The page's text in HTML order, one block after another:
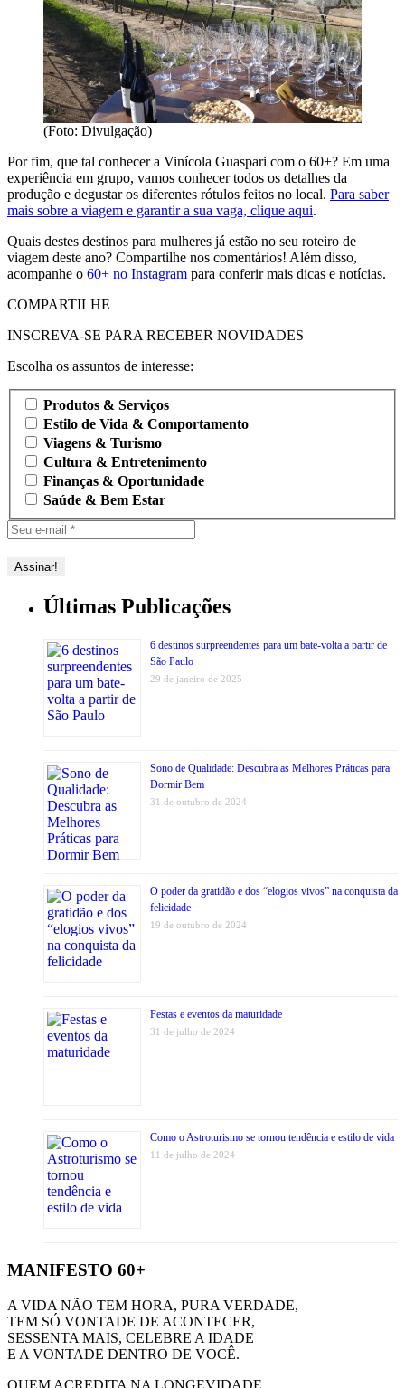
(Foto: Divulgação)
Por fim, que tal conhecer a Vinícola Guaspari com o 60+? Em uma
experiência em grupo, vamos conhecer todos os detalhes da
produção e degustar os diferentes rótulos feitos no local. Para saber
mais sobre a viagem e garantir a sua vaga, clique aqui.
Quais destes destinos para mulheres já estão no seu roteiro de
viagem deste ano? Compartilhe nos comentários! Além disso,
acompanhe o 60+ no Instagram para conferir mais dicas e notícias.
COMPARTILHE
INSCREVA-SE PARA RECEBER NOVIDADES
Escolha os assuntos de interesse:
Produtos & Serviços
Estilo de Vida & Comportamento
Viagens & Turismo
Cultura & Entretenimento
Finanças & Oportunidade
Saúde & Bem Estar
Últimas Publicações
6 destinos surpreendentes para um bate-volta a partir de
São Paulo
29 de janeiro de 2025
Sono de Qualidade: Descubra as Melhores Práticas para
Dormir Bem
31 de outubro de 2024
O poder da gratidão e dos “elogios vivos” na conquista da
felicidade
19 de outubro de 2024
Festas e eventos da maturidade
31 de julho de 2024
Como o Astroturismo se tornou tendência e estilo de vida
11 de julho de 2024
MANIFESTO 60+
A VIDA NÃO TEM HORA, PURA VERDADE,
TEM SÓ VONTADE DE ACONTECER,
SESSENTA MAIS, CELEBRE A IDADE
E A VONTADE DENTRO DE VOCÊ.
QUEM ACREDITA NA LONGEVIDADE,